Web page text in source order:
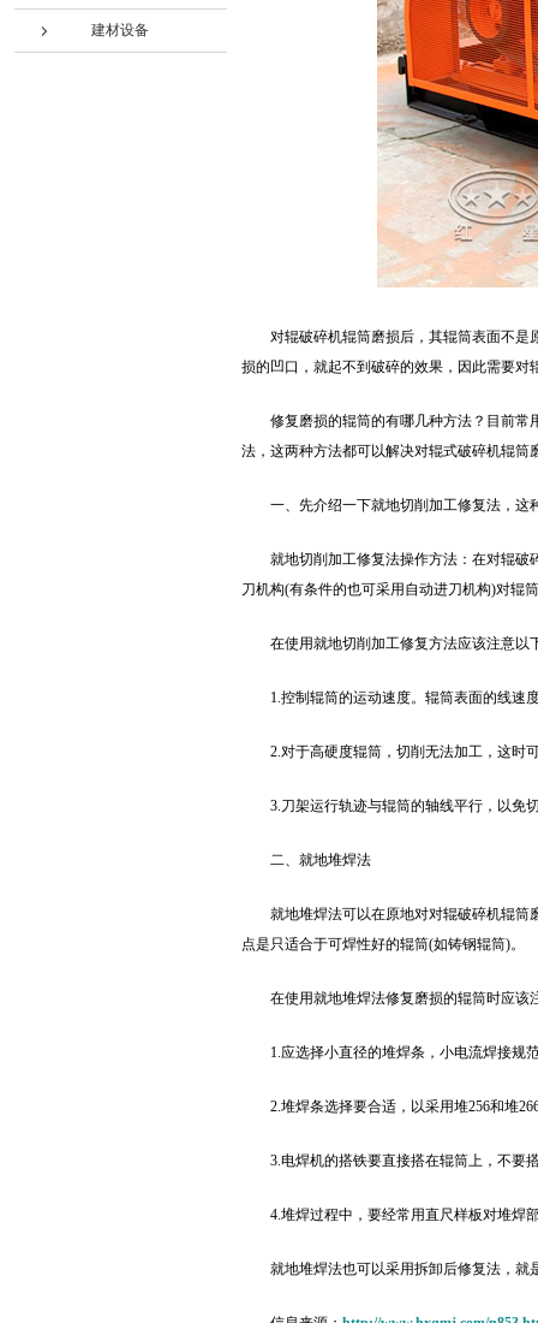
建材设备
对辊破碎机辊筒磨损后，其辊筒表面不
损的凹口，就起不到破碎的效果，因此需要
修复磨损的辊筒的有哪几种方法？目前
法，这两种方法都可以解决对辊式破碎机辊筒
一、先介绍一下就地切削加工修复法，这
就地切削加工修复法操作方法：在对辊
刀机构(有条件的也可采用自动进刀机构)对辊
在使用就地切削加工修复方法应该注意以
1.控制辊筒的运动速度。辊筒表面的线速
2.对于高硬度辊筒，切削无法加工，这时
3.刀架运行轨迹与辊筒的轴线平行，以免
二、就地堆焊法
就地堆焊法可以在原地对对辊破碎机辊
点是只适合于可焊性好的辊筒(如铸钢辊筒)。
在使用就地堆焊法修复磨损的辊筒时应该
1.应选择小直径的堆焊条，小电流焊接规
2.堆焊条选择要合适，以采用堆256和堆
3.电焊机的搭铁要直接搭在辊筒上，不要
4.堆焊过程中，要经常用直尺样板对堆焊
就地堆焊法也可以采用拆卸后修复法，